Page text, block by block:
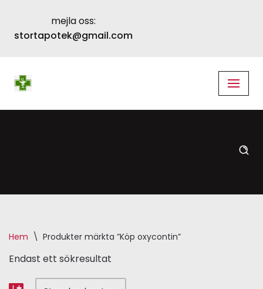
Skip
mejla oss:
stortapotek@gmail.com
Hem \ Produkter märkta ”Köp oxycontin”
Endast ett sökresultat